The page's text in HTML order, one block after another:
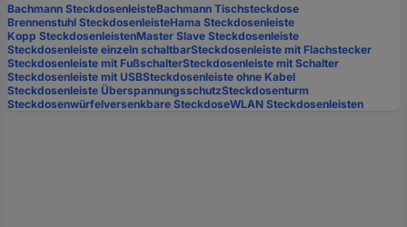
Bachmann SteckdosenleisteBachmann Tischsteckdose
Brennenstuhl SteckdosenleisteHama Steckdosenleiste
Kopp SteckdosenleistenMaster Slave Steckdosenleiste
Steckdosenleiste einzeln schaltbarSteckdosenleiste mit Flachstecker
Steckdosenleiste mit FußschalterSteckdosenleiste mit Schalter
Steckdosenleiste mit USBSteckdosenleiste ohne Kabel
Steckdosenleiste ÜberspannungsschutzSteckdosenturm
Steckdosenwürfelversenkbare SteckdoseWLAN Steckdosenleisten